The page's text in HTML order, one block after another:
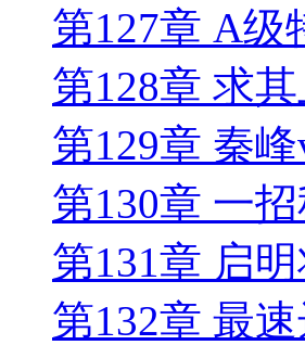
第127章 A级
第128章 求
第129章 秦
第130章 一
第131章 启
第132章 最